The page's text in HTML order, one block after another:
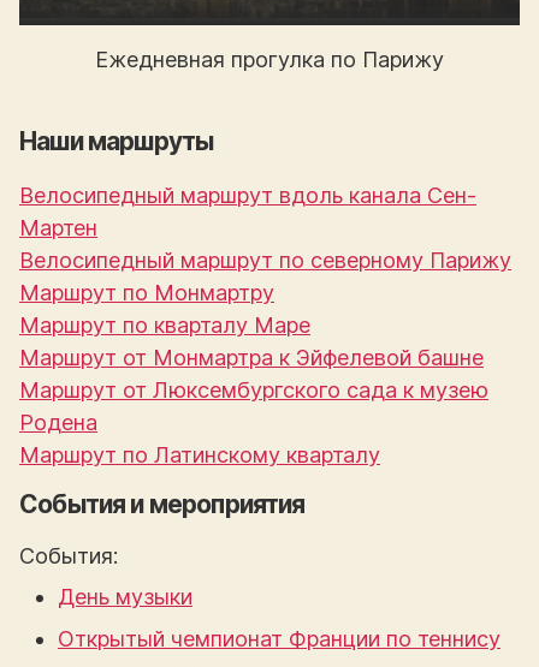
Ежедневная прогулка по Парижу
Наши маршруты
Велосипедный маршрут вдоль канала Сен-
Мартен
Велосипедный маршрут по северному Парижу
Маршрут по Монмартру
Маршрут по кварталу Маре
Маршрут от Монмартра к Эйфелевой башне
Маршрут от Люксембургского сада к музею
Родена
Маршрут по Латинскому кварталу
События и мероприятия
События:
День музыки
Открытый чемпионат Франции по теннису